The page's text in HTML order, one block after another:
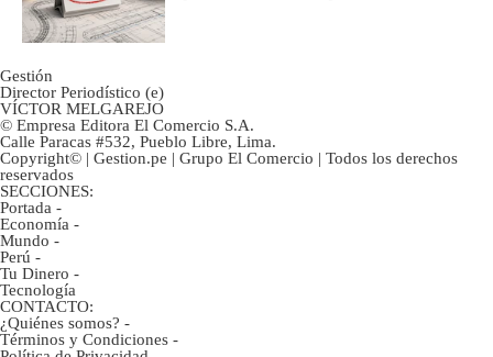
Gestión
Director Periodístico (e)
VÍCTOR MELGAREJO
© Empresa Editora El Comercio S.A.
Calle Paracas #532, Pueblo Libre, Lima.
Copyright© | Gestion.pe | Grupo El Comercio | Todos los derechos
reservados
SECCIONES:
Portada -
Economía -
Mundo -
Perú -
Tu Dinero -
Tecnología
CONTACTO:
¿Quiénes somos? -
Términos y Condiciones -